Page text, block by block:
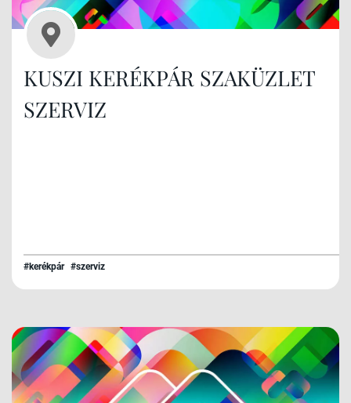
KUSZI KERÉKPÁR SZAKÜZLET
SZERVIZ
#kerékpár #szerviz